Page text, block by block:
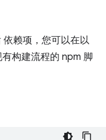
依赖项，您可以在以
构建流程的 npm 脚